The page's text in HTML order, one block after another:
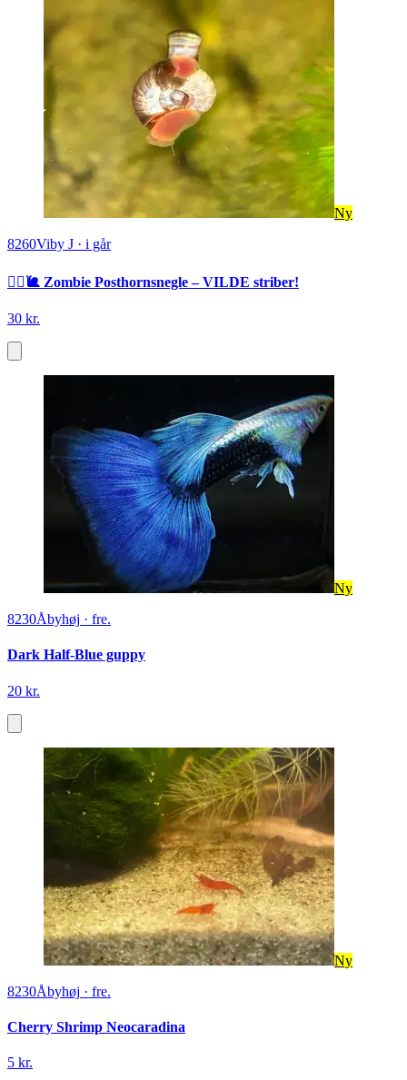
Ny
8260Viby J · i går
🧟‍♂️🐌 Zombie Posthornsnegle – VILDE striber!
30 kr.
Ny
8230Åbyhøj · fre.
Dark Half-Blue guppy
20 kr.
Ny
8230Åbyhøj · fre.
Cherry Shrimp Neocaradina
5 kr.